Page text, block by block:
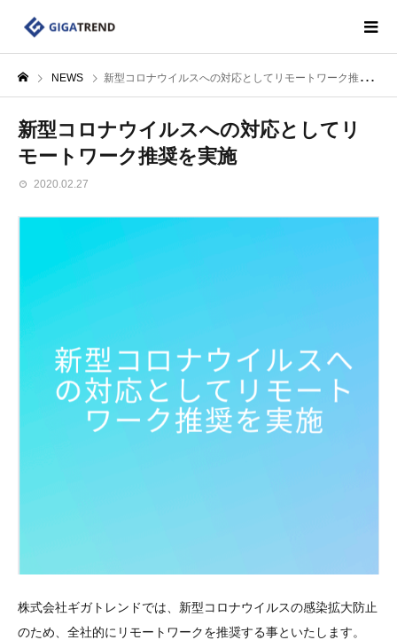
NEWS 新型コロナウイルスへの対応としてリモートワーク推奨を実施
新型コロナウイルスへの対応としてリ
モートワーク推奨を実施
2020.02.27
株式会社ギガトレンドでは、新型コロナウイルスの感染拡大防止
のため、全社的にリモートワークを推奨する事といたします。